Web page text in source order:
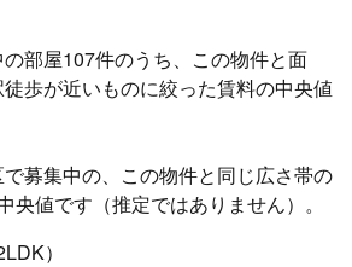
部屋107件のうち、この物件と面
歩が近いものに絞った賃料の中央値
募集中の、この物件と同じ広さ帯の
央値です（推定ではありません）。
）